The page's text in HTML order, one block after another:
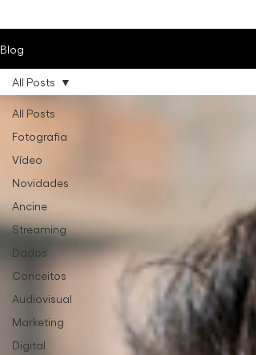
Blog
All Posts
Fotografia
Vídeo
Novidades
Ancine
Streaming
Dados
Conceitos
Audiovisual
Marketing
Digital
All Posts